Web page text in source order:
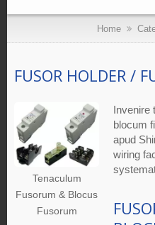
Home
FUSOR HOLDER /
Tenaculum
Fusorum & Blocus
Fusorum
Invenire
blocum
apud
wiring